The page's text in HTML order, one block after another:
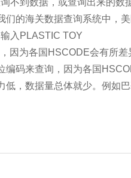
不到数据，或查询出来的数
们的海关数据查询系统中，
入PLASTIC TOY
因为各国HSCODE会有所
编码来查询，因为各国
低，数据量总体就少。例如